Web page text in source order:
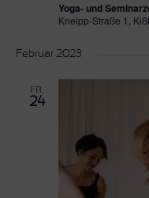
Yoga- und
Kneipp-Straße 1,
Februar 2023
FR.
24